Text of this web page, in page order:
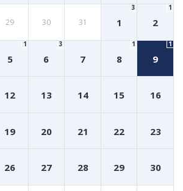
29 30 31 1
3
2
1
5
1
6
3
7 8
1
9
1
12 13 14 15 16
19 20 21 22 23
26 27 28 29 30